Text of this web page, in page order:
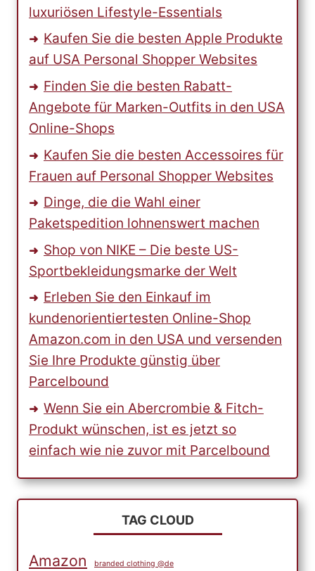
luxuriösen Lifestyle-Essentials
Kaufen Sie die besten Apple Produkte
auf USA Personal Shopper Websites
Finden Sie die besten Rabatt-
Angebote für Marken-Outfits in den USA
Online-Shops
Kaufen Sie die besten Accessoires für
Frauen auf Personal Shopper Websites
Dinge, die die Wahl einer
Paketspedition lohnenswert machen
Shop von NIKE – Die beste US-
Sportbekleidungsmarke der Welt
Erleben Sie den Einkauf im
kundenorientiertesten Online-Shop
Amazon.com in den USA und versenden
Sie Ihre Produkte günstig über
Parcelbound
Wenn Sie ein Abercrombie & Fitch-
Produkt wünschen, ist es jetzt so
einfach wie nie zuvor mit Parcelbound
TAG CLOUD
Amazon branded clothing @de